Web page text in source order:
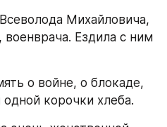
Михайловича,
Ездила с ним
о войне, о блокаде,
корочки хлеба.